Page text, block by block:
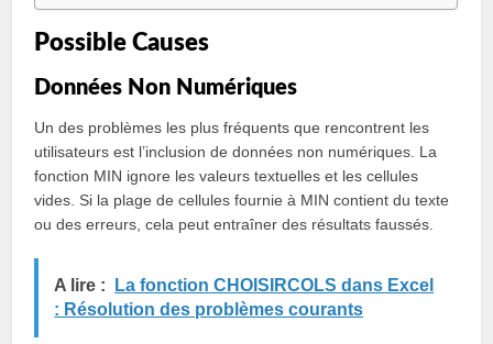
Possible Causes
Données Non Numériques
Un des problèmes les plus fréquents que rencontrent les
utilisateurs est l’inclusion de données non numériques. La
fonction MIN ignore les valeurs textuelles et les cellules
vides. Si la plage de cellules fournie à MIN contient du texte
ou des erreurs, cela peut entraîner des résultats faussés.
A lire :
La fonction CHOISIRCOLS dans Excel
: Résolution des problèmes courants